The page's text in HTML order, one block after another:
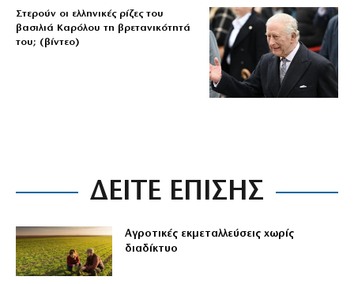
Στερούν οι ελληνικές ρίζες του
βασιλιά Καρόλου τη βρετανικότητά
του; (βίντεο)
ΔΕΙΤΕ ΕΠΙΣΗΣ
Αγροτικές εκμεταλλεύσεις χωρίς
διαδίκτυο